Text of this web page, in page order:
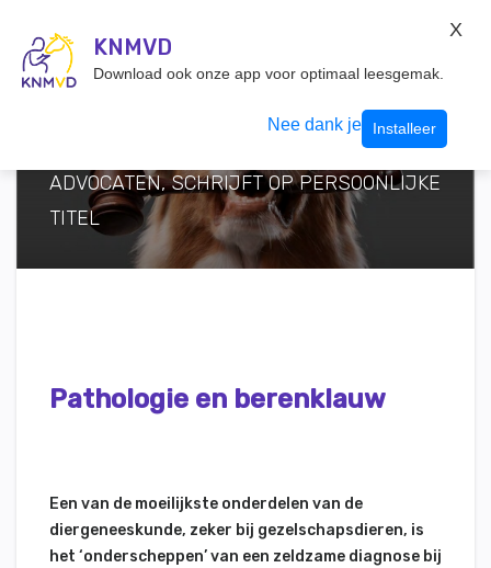
Inloggen
TEKST IAIRA BOISSEVAIN, ADVOCAAT
PRAKTISCH DIERENRECHT BIJ SKE
ADVOCATEN, SCHRIJFT OP PERSOONLIJKE
TITEL
Pathologie en berenklauw
Een van de moeilijkste onderdelen van de
diergeneeskunde, zeker bij gezelschapsdieren, is
het ‘onderscheppen’ van een zeldzame diagnose bij
KNMVD
Download ook onze app voor optimaal leesgemak.
Nee dank je Installeer
X